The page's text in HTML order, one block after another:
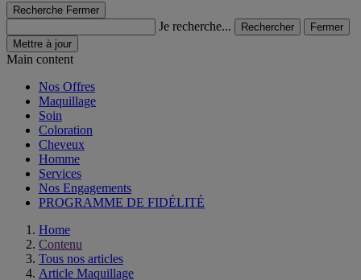
Recherche Fermer
Je recherche... Rechercher
Fermer
Mettre à jour
Main content
Nos Offres
Maquillage
Soin
Coloration
Cheveux
Homme
Services
Nos Engagements
PROGRAMME DE FIDÉLITÉ
Home
Contenu
Tous nos articles
Article Maquillage